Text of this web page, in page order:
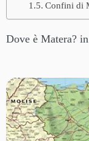
Confini di
Dove è Matera?